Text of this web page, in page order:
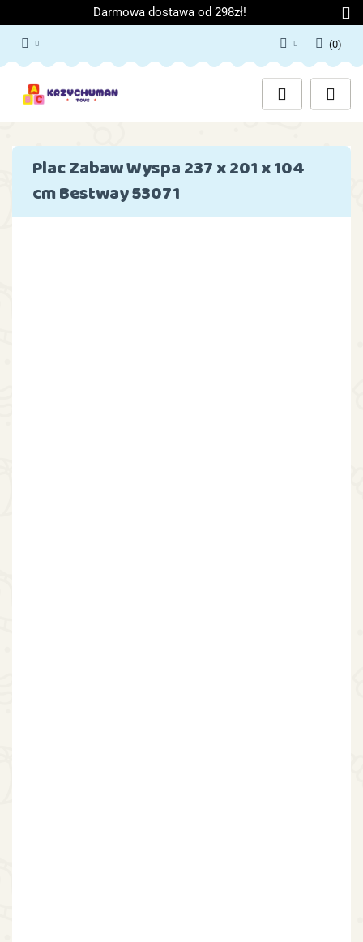
Darmowa dostawa od 298zł!
Zaloguj się
Załóż konto
Dodaj zgłoszenie
Zgody cookies
(0)
Plac Zabaw Wyspa 237 x 201 x 104
cm Bestway 53071